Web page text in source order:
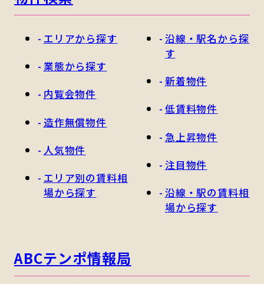
エリアから探す
業態から探す
内覧会物件
造作無償物件
人気物件
エリア別の賃料相
場から探す
沿線・駅名から探
す
新着物件
低賃料物件
急上昇物件
注目物件
沿線・駅の賃料相
場から探す
ABCテンポ情報局